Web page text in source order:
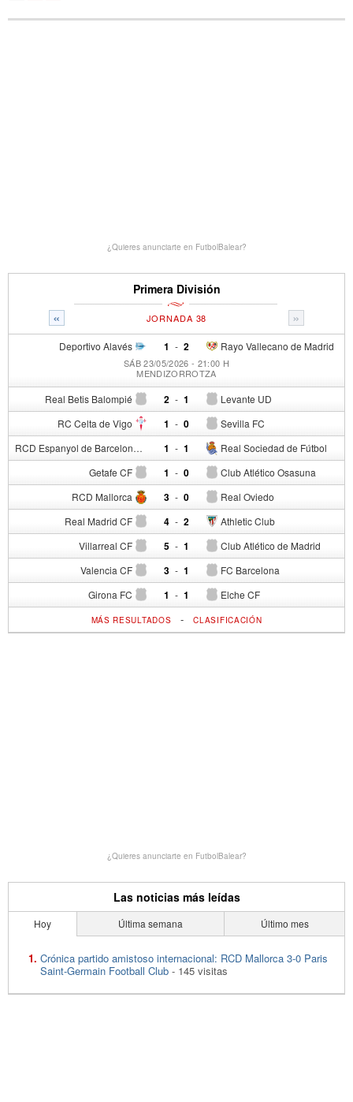
¿Quieres anunciarte en FutbolBalear?
Primera División
« »
JORNADA 38
Deportivo Alavés 1 - Rayo Vallecano de Madrid
2
SÁB 23/05/2026 - 21:00 H
MENDIZORROTZA
Real Betis Balompié 2 - Levante UD
1
RC Celta de Vigo 1 - Sevilla FC
0
RCD Espanyol de Barcelona 1 - Real Sociedad de Fútbol
1
Getafe CF 1 - Club Atlético Osasuna
0
RCD Mallorca 3 - Real Oviedo
0
Real Madrid CF 4 - Athletic Club
2
Villarreal CF 5 - Club Atlético de Madrid
1
Valencia CF 3 - FC Barcelona
1
Girona FC 1 - Elche CF
1
MÁS RESULTADOS -CLASIFICACIÓN
¿Quieres anunciarte en FutbolBalear?
Las noticias más leídas
Hoy Última semana Último mes
Crónica partido amistoso internacional: RCD Mallorca 3-0 Paris
Saint-Germain Football Club - 145 visitas